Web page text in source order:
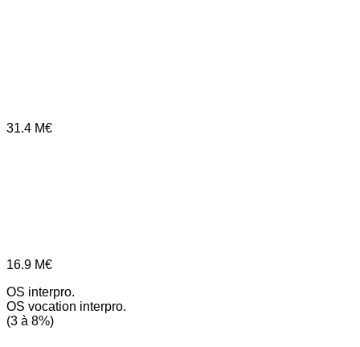
31.4 M€
16.9 M€
OS interpro.
OS vocation interpro.
(3 à 8%)